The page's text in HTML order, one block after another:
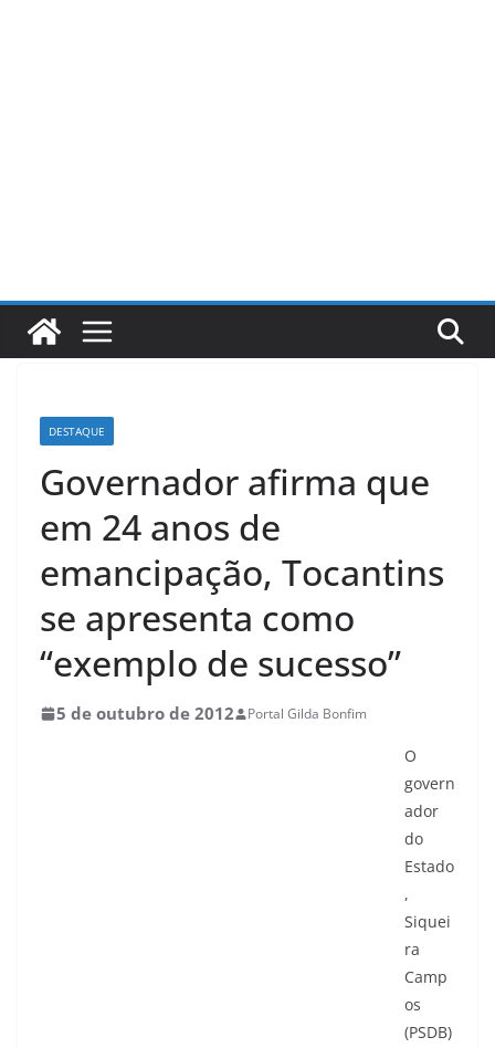
DESTAQUE
Governador afirma que
em 24 anos de
emancipação, Tocantins
se apresenta como
“exemplo de sucesso”
5 de outubro de 2012 Portal Gilda Bonfim
O
govern
ador
do
Estado
,
Siquei
ra
Camp
os
(PSDB)